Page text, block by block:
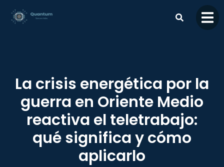
contenido
La crisis energética por la
guerra en Oriente Medio
reactiva el teletrabajo:
qué significa y cómo
aplicarlo